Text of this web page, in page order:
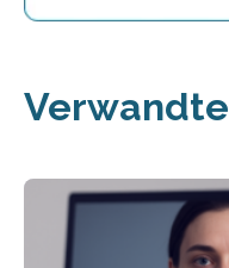
Verwandte